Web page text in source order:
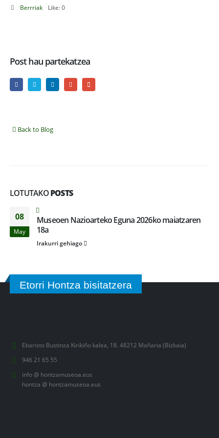
Berrriak Like:0
Post hau partekatzea
Back to Blog
LOTUTAKOPOSTS
08
May
Museoen Nazioarteko Eguna 2026ko maiatzaren
18a
Irakurri gehiago
Etorri Hontza bisitatzera
Ebaristo Bustinza Kirikiño kalea, 18. 48212 Mañaria (Bizkaia)
946 21 65 55
info @ hontzamuseoa.eus
hontza @ hontzamuseoa.eus